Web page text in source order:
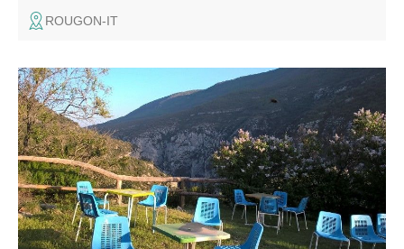
ROUGON-IT
Questo campeggio è situato in una fattoria di due ettari
con piazzole ombreggiate. La Graou offre una vista
mozzafiato sulle Gole del Verdon.